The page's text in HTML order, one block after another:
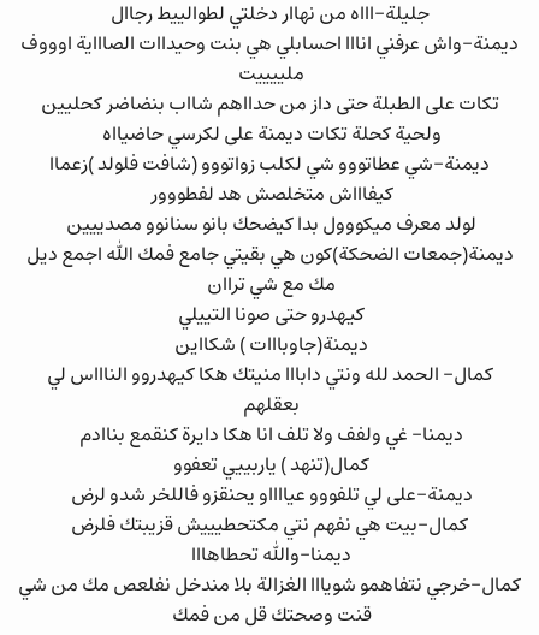
جليلة-اااه من نهاار دخلتي لطوالييط رجاال
ديمنة-واش عرفني انااا احسابلي هي بنت وحيداات الصاااية اوووف
ملييييت
تكات على الطبلة حتى داز من حدااهم شااب بنضاضر كحليين
ولحية كحلة تكات ديمنة على لكرسي حاضيااه
ديمنة-شي عطاتووو شي لكلب زواتووو (شافت فلولد )زعماا
كيفاااش متخلصش هد لفطووور
لولد معرف ميكووول بدا كيضحك بانو سنانوو مصدييين
ديمنة(جمعات الضحكة)كون هي بقيتي جامع فمك الله اجمع ديل
مك مع شي تراان
كيهدرو حتى صونا التييلي
ديمنة(جاوبااات ) شكااين
كمال- الحمد لله ونتي دابااا منيتك هكا كيهدروو الناااس لي
بعقلهم
ديمنا- غي ولفف ولا تلف انا هكا دايرة كنقمع بناادم
كمال(تنهد ) ياربييي تعفوو
ديمنة-على لي تلفووو عيااااو يحنقزو فاللخر شدو لرض
كمال-بيت هي نفهم نتي مكتحطيييش قزيبتك فلرض
ديمنا-والله تحطاهااا
كمال-خرجي نتفاهمو شويااا الغزالة بلا مندخل نفلعص مك من شي
قنت وصحتك قل من فمك